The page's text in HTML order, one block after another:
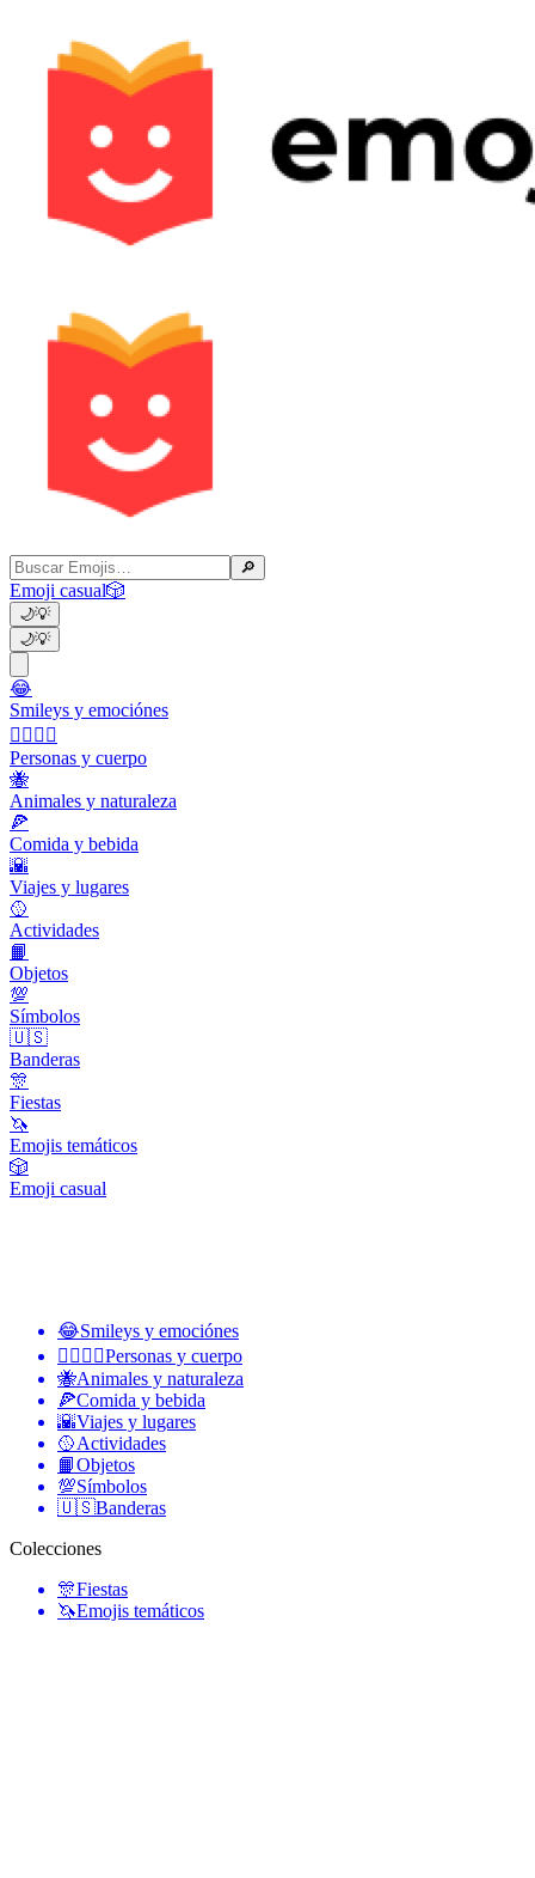
🔎
Emoji casual🎲
🌙💡
🌙💡
😂
Smileys y emociónes
👩‍❤️‍💋‍👨
Personas y cuerpo
🐝
Animales y naturaleza
🍕
Comida y bebida
🌇
Viajes y lugares
🥎
Actividades
📙
Objetos
💯
Símbolos
🇺🇸
Banderas
🎊
Fiestas
🦄
Emojis temáticos
🎲
Emoji casual
😂Smileys y emociónes
👩‍❤️‍💋‍👨Personas y cuerpo
🐝Animales y naturaleza
🍕Comida y bebida
🌇Viajes y lugares
🥎Actividades
📙Objetos
💯Símbolos
🇺🇸Banderas
Colecciones
🎊Fiestas
🦄Emojis temáticos